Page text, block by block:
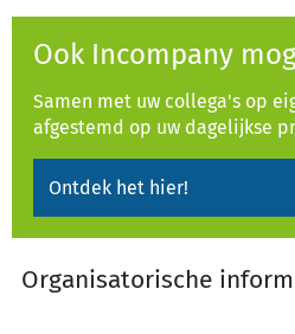
Ook Incompany
Samen met uw collega's op
afgestemd op uw dagelijkse
Ontdek het hier!
Organisatorische